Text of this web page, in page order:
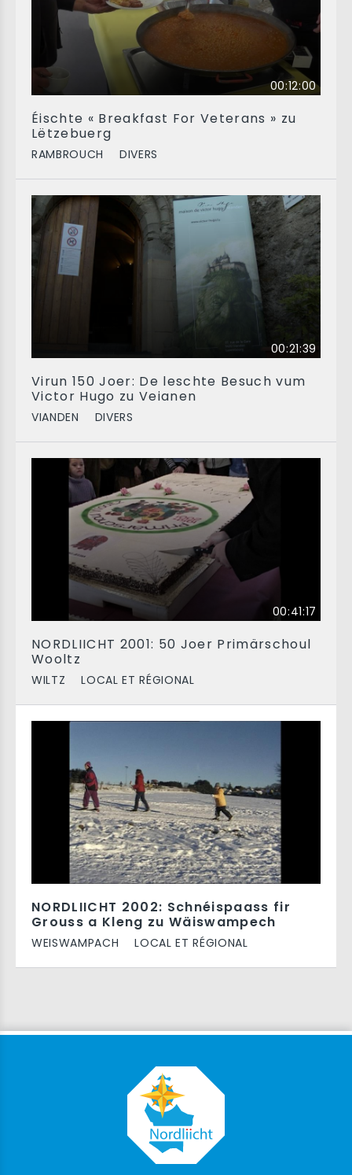
00:12:00
Éischte « Breakfast For Veterans » zu
Lëtzebuerg
RAMBROUCH DIVERS
00:21:39
Virun 150 Joer: De leschte Besuch vum
Victor Hugo zu Veianen
VIANDEN DIVERS
00:41:17
NORDLIICHT 2001: 50 Joer Primärschoul
Wooltz
WILTZ LOCAL ET RÉGIONAL
NORDLIICHT 2002: Schnéispaass fir
Grouss a Kleng zu Wäiswampech
WEISWAMPACH LOCAL ET RÉGIONAL